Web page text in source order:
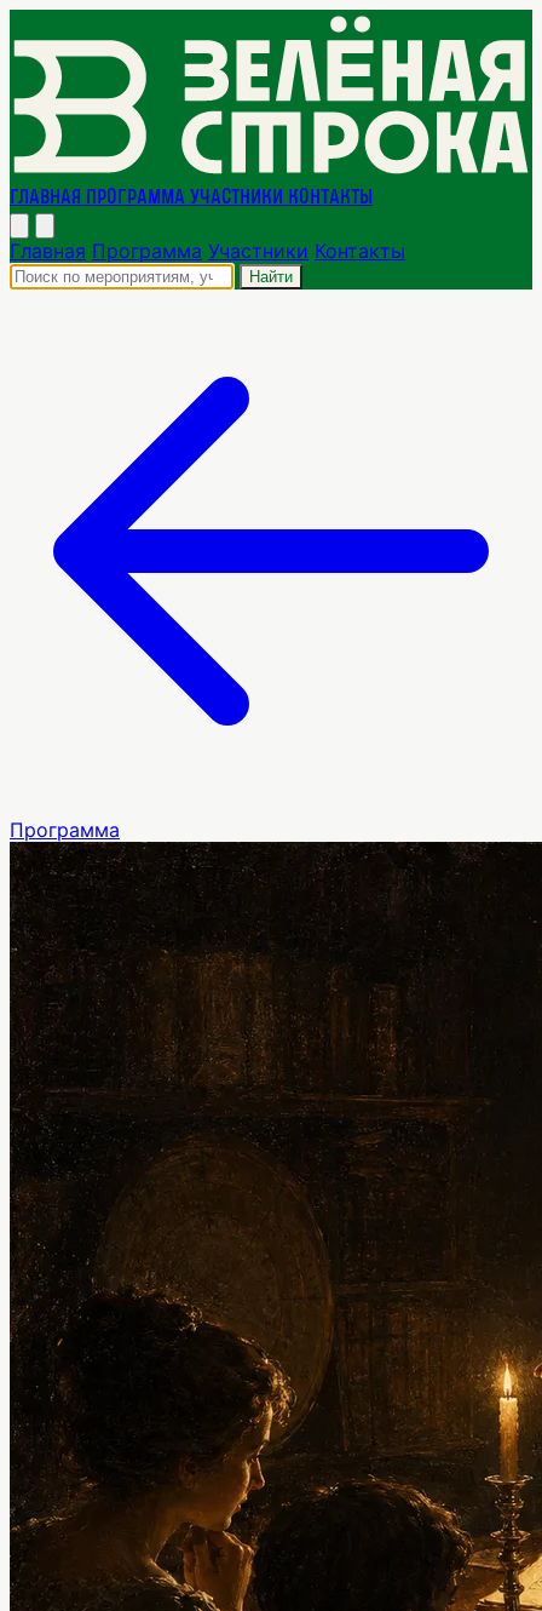
Главная Программа Участники Контакты
Главная Программа Участники Контакты
Найти
Программа